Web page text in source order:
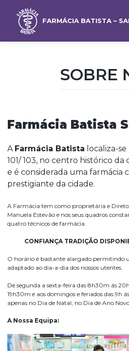
FARMÁCIA BATISTA –
SOBRE
Farmácia Batista
A Farmácia Batista localiza-
101/ 103, no centro histórico
e é considerada uma farmácia
prestigiante da cidade.
A Farmácia tem como proprietária e
Manuela Estevão e nos seus quadros
quatro técnicos de farmácia.
CONFIANÇA TRADIÇÃO
O horário é bastante alargado permitindo
adaptado ao dia-a-dia dos nossos utentes.
De segunda a sexta-feira das 8h30m ás
19h30m e aos domingos e feriados das 9h
apenas no Dia de Natal, no Dia de Ano
A Nossa Equipa: